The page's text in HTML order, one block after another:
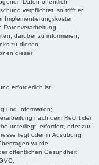
Daten öffentlich
verpflichtet, so trifft er
Implementierungskosten
Datenverarbeitung
darüber zu informieren,
zu diesen
dieser
erforderlich ist
und Information;
nach dem Recht der
unterliegt, erfordert, oder zur
liegt oder in Ausübung
wurde;
öffentlichen Gesundheit